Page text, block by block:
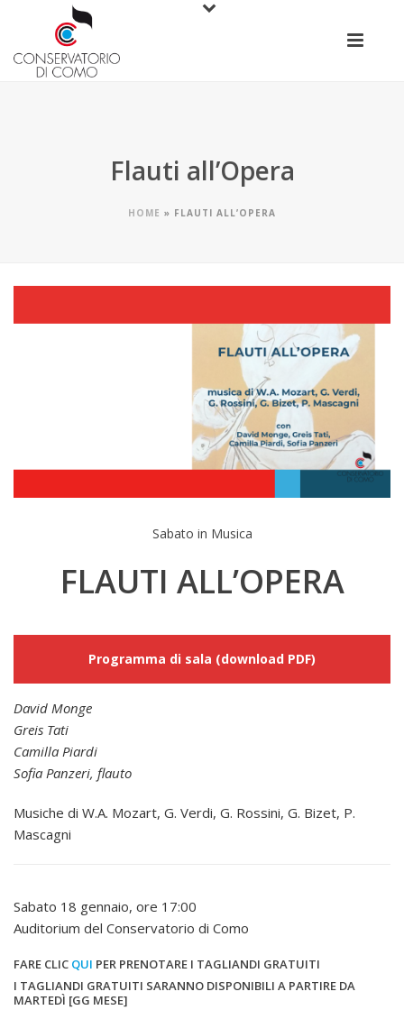
Flauti all’Opera
HOME » FLAUTI ALL’OPERA
Sabato in Musica
FLAUTI ALL’OPERA
Programma di sala (download PDF)
David Monge
Greis Tati
Camilla Piardi
Sofia Panzeri, flauto
Musiche di W.A. Mozart, G. Verdi, G. Rossini, G. Bizet, P.
Mascagni
Sabato 18 gennaio, ore 17:00
Auditorium del Conservatorio di Como
FARE CLIC QUI PER PRENOTARE I TAGLIANDI GRATUITI
I TAGLIANDI GRATUITI SARANNO DISPONIBILI A PARTIRE DA
MARTEDÌ [GG MESE]